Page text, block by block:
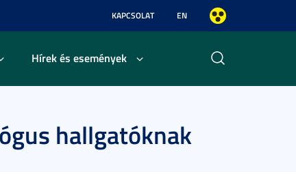
KAPCSOLAT EN
Hírek és események
hallgatóknak